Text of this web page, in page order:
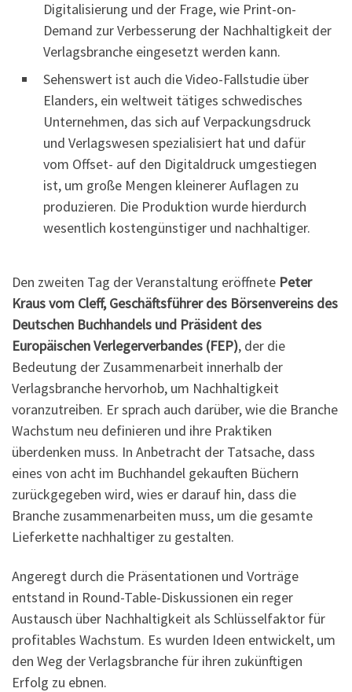
Digitalisierung und der Frage, wie Print-on-
Demand zur Verbesserung der Nachhaltigkeit der
Verlagsbranche eingesetzt werden kann.
Sehenswert ist auch die Video-Fallstudie über
Elanders, ein weltweit tätiges schwedisches
Unternehmen, das sich auf Verpackungsdruck
und Verlagswesen spezialisiert hat und dafür
vom Offset- auf den Digitaldruck umgestiegen
ist, um große Mengen kleinerer Auflagen zu
produzieren. Die Produktion wurde hierdurch
wesentlich kostengünstiger und nachhaltiger.
Den zweiten Tag der Veranstaltung eröffnete Peter
Kraus vom Cleff, Geschäftsführer des Börsenvereins des
Deutschen Buchhandels und Präsident des
Europäischen Verlegerverbandes (FEP), der die
Bedeutung der Zusammenarbeit innerhalb der
Verlagsbranche hervorhob, um Nachhaltigkeit
voranzutreiben. Er sprach auch darüber, wie die Branche
Wachstum neu definieren und ihre Praktiken
überdenken muss. In Anbetracht der Tatsache, dass
eines von acht im Buchhandel gekauften Büchern
zurückgegeben wird, wies er darauf hin, dass die
Branche zusammenarbeiten muss, um die gesamte
Lieferkette nachhaltiger zu gestalten.
Angeregt durch die Präsentationen und Vorträge
entstand in Round-Table-Diskussionen ein reger
Austausch über Nachhaltigkeit als Schlüsselfaktor für
profitables Wachstum. Es wurden Ideen entwickelt, um
den Weg der Verlagsbranche für ihren zukünftigen
Erfolg zu ebnen.